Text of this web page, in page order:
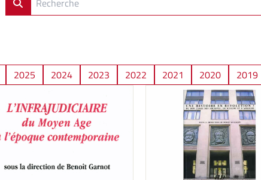
2025 2024 2023 2022 2021 2020 2019